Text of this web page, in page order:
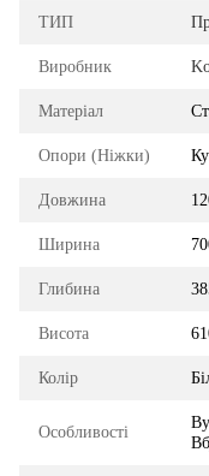
ТИП
Виробник
Матеріал
Опори (Ніжки)
Довжина
Ширина
Глибина
Висота
Колір
Особливості